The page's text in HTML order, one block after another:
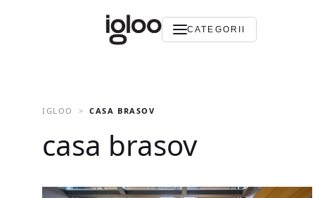
CATEGORII
IGLOO CASA BRASOV
casa brasov